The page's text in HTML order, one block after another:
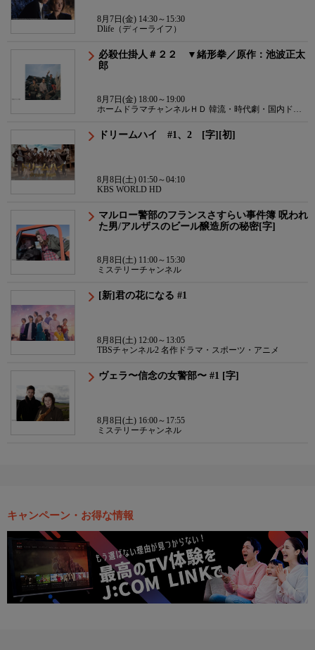
8月7日(金) 14:30～15:30
Dlife（ディーライフ）
必殺仕掛人＃２２ ▼緒形拳／原作：池波正太
郎
8月7日(金) 18:00～19:00
ホームドラマチャンネルＨＤ 韓流・時代劇・国内ドラ
ドリームハイ #1、2 [字][初]
8月8日(土) 01:50～04:10
KBS WORLD HD
マルロー警部のフランスさすらい事件簿 呪われ
た男/アルザスのビール醸造所の秘密[字]
8月8日(土) 11:00～15:30
ミステリーチャンネル
[新]君の花になる #1
8月8日(土) 12:00～13:05
TBSチャンネル2 名作ドラマ・スポーツ・アニメ
ヴェラ〜信念の女警部〜 #1 [字]
8月8日(土) 16:00～17:55
ミステリーチャンネル
キャンペーン・お得な情報